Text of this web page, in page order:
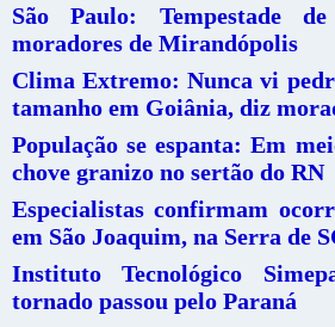
São Paulo: Tempestade
moradores de Mirandópolis
Clima Extremo: Nunca vi
tamanho em Goiânia, diz
População se espanta: Em
chove granizo no sertão do RN
Especialistas confirmam
em São Joaquim, na Serra de
Instituto Tecnológico
tornado passou pelo Paraná